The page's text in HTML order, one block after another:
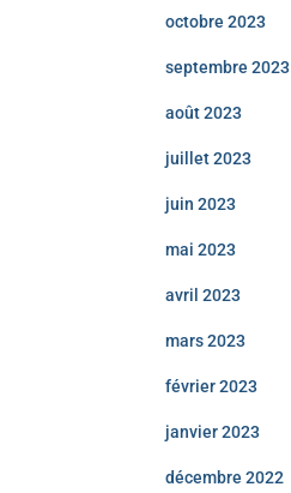
octobre 2023
septembre 2023
août 2023
juillet 2023
juin 2023
mai 2023
avril 2023
mars 2023
février 2023
janvier 2023
décembre 2022